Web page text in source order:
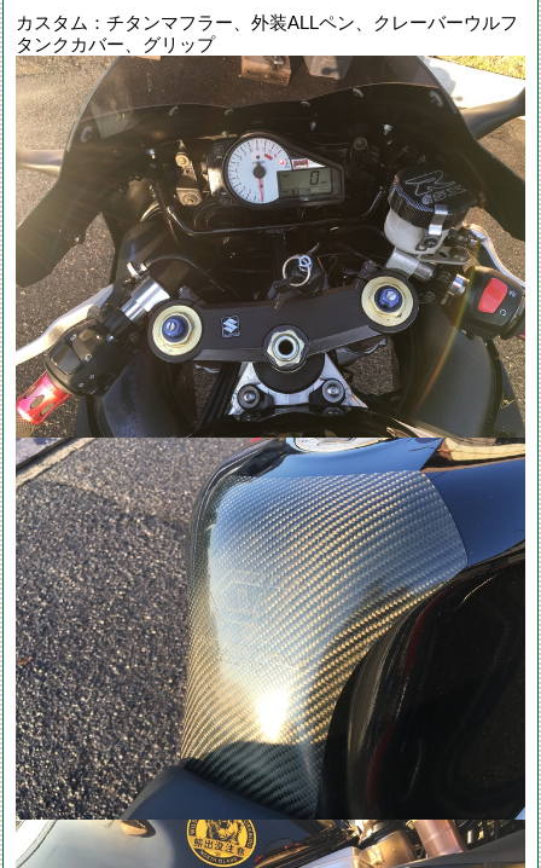
カスタム：チタンマフラー、外装ALLペン、クレーバーウルフ
タンクカバー、グリップ